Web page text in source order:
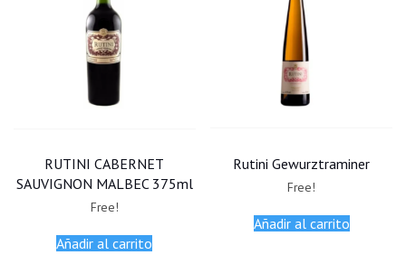
RUTINI CABERNET
SAUVIGNON MALBEC 375ml
Free!
Añadir al carrito
Rutini Gewurztraminer
Free!
Añadir al carrito